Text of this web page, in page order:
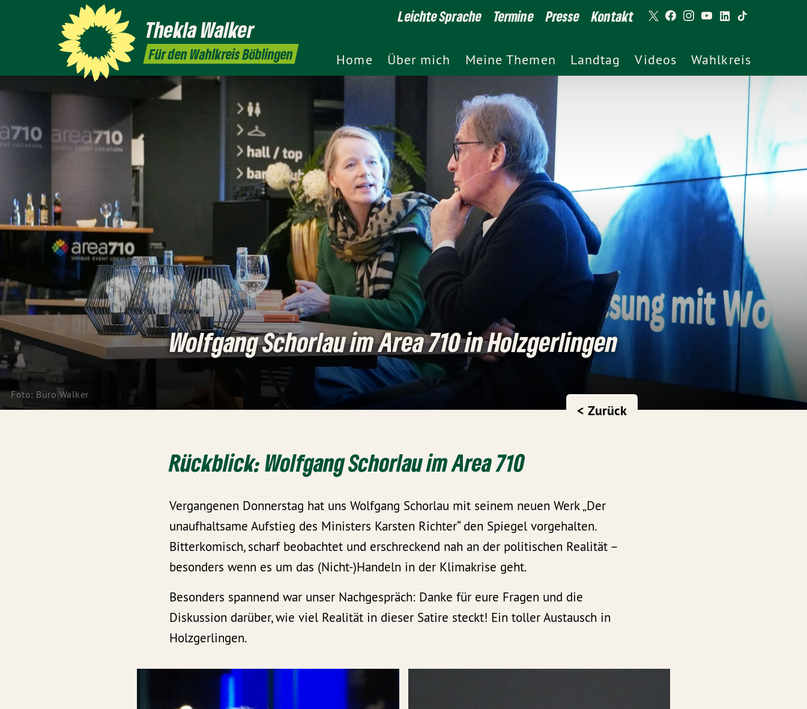
TheklaWalker
Für den Wahlkreis Böblingen
Leichte Sprache Termine Presse Kontakt
Home Über mich Meine Themen Landtag Videos Wahlkreis
Foto: Büro Walker
Wolfgang Schorlau im Area 710 in Holzgerlingen
< Zurück
Rückblick: Wolfgang Schorlau im Area 710
Vergangenen Donnerstag hat uns Wolfgang Schorlau mit seinem neuen Werk „Der
unaufhaltsame Aufstieg des Ministers Karsten Richter“ den Spiegel vorgehalten.
Bitterkomisch, scharf beobachtet und erschreckend nah an der politischen Realität –
besonders wenn es um das (Nicht-)Handeln in der Klimakrise geht.
Besonders spannend war unser Nachgespräch: Danke für eure Fragen und die
Diskussion darüber, wie viel Realität in dieser Satire steckt! Ein toller Austausch in
Holzgerlingen.